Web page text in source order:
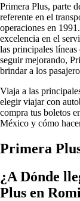
Primera Plus, parte
referente en el
operaciones en
excelencia en el
las principales
seguir mejorando,
brindar a los
Viaja a las
elegir viajar con
compra tus boletos
México y cómo
Primera
¿A Dónde
Plus en